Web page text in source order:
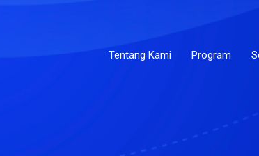
Tentang Kami Program